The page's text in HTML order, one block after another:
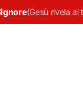
(Gesù rivela ai